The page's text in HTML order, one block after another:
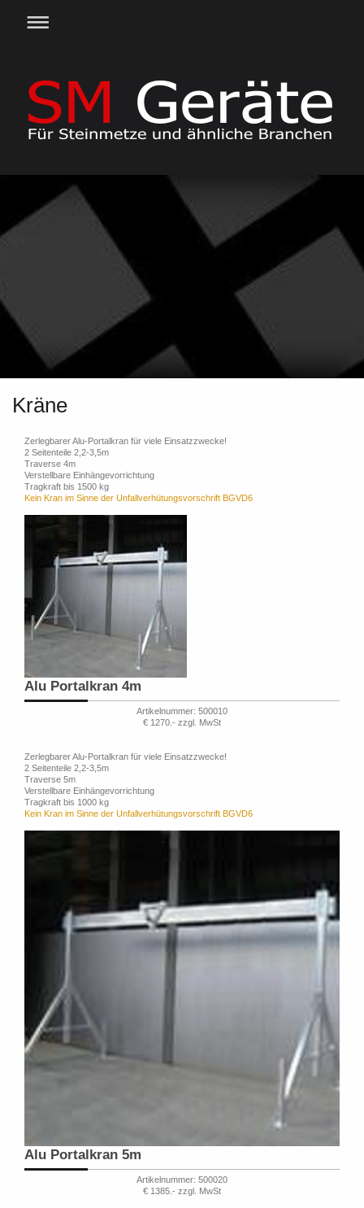
Kräne
Zerlegbarer Alu-Portalkran für viele Einsatzzwecke!
2 Seitenteile 2,2-3,5m
Traverse 4m
Verstellbare Einhängevorrichtung
Tragkraft bis 1500 kg
Kein Kran im Sinne der Unfallverhütungsvorschrift BGVD6
Alu Portalkran 4m
Artikelnummer: 500010
€ 1270.- zzgl. MwSt
Zerlegbarer Alu-Portalkran für viele Einsatzzwecke!
2 Seitenteile 2,2-3,5m
Traverse 5m
Verstellbare Einhängevorrichtung
Tragkraft bis 1000 kg
Kein Kran im Sinne der Unfallverhütungsvorschrift BGVD6
Alu Portalkran 5m
Artikelnummer: 500020
€ 1385.- zzgl. MwSt